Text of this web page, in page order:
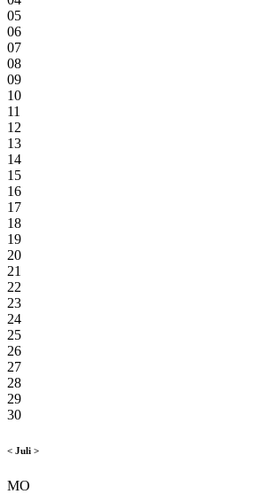
05
06
07
08
09
10
11
12
13
14
15
16
17
18
19
20
21
22
23
24
25
26
27
28
29
30
< Juli >
MO